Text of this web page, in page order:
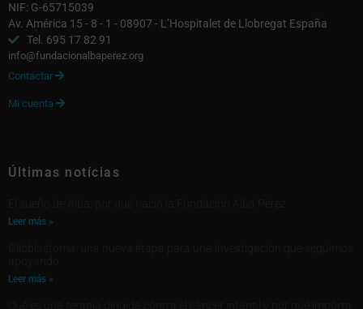
NIF: G-65715039
Av. América 15 - 8 - 1 - 08907 - L’Hospitalet de Llobregat España
Tel. 695 17 82 91
info@fundacionalbaperez.org
Contactar 
Mi cuenta 
Últimas notícias
Leer más »
Leer más »